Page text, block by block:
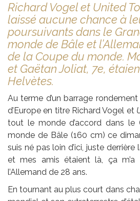
Richard Vogel et United
laissé aucune chance à
poursuivants dans le
monde de Bâle et
de la Coupe du monde.
et Gaëtan Joliat, 7e,
Helvètes.
Au terme d’un barrage
d’Europe en titre Richard Vogel et
tout le monde d’accord dans le
monde de Bâle (160 cm) ce
suis né pas loin d’ici, juste
et mes amis étaient là, ça
l’Allemand de 28 ans.
En tournant au plus court dans